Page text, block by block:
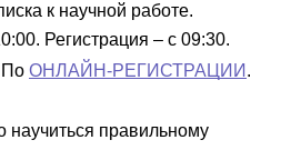
к научной работе.
Регистрация – с 09:30.
По ОНЛАЙН-РЕГИСТРАЦИИ .
правильному